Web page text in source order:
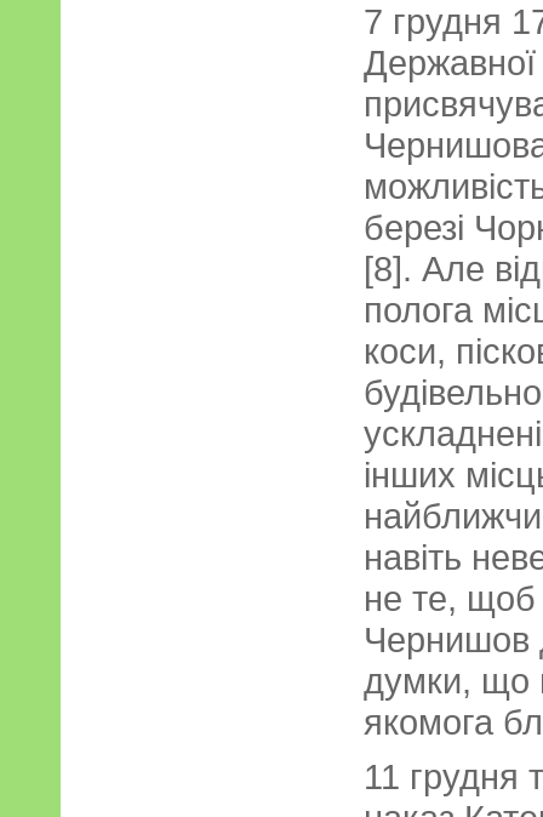
7 грудня
березі
[8]. Але
полога
коси,
інших
навіть
не те,
Чернишов
думки, що
якомога
11 грудня